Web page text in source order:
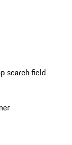
search field